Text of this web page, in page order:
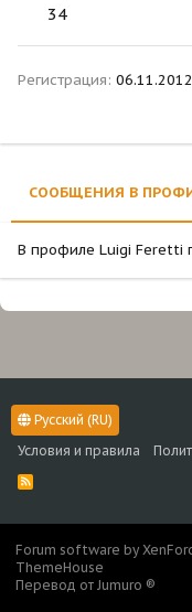
34
Регистрация 06.11.2012
СООБЩЕНИЯ В
В профиле Luigi Feretti
Русский (RU)
Условия и правила
R
S
Forum software by
ThemeHouse
Перевод от Jumuro ®